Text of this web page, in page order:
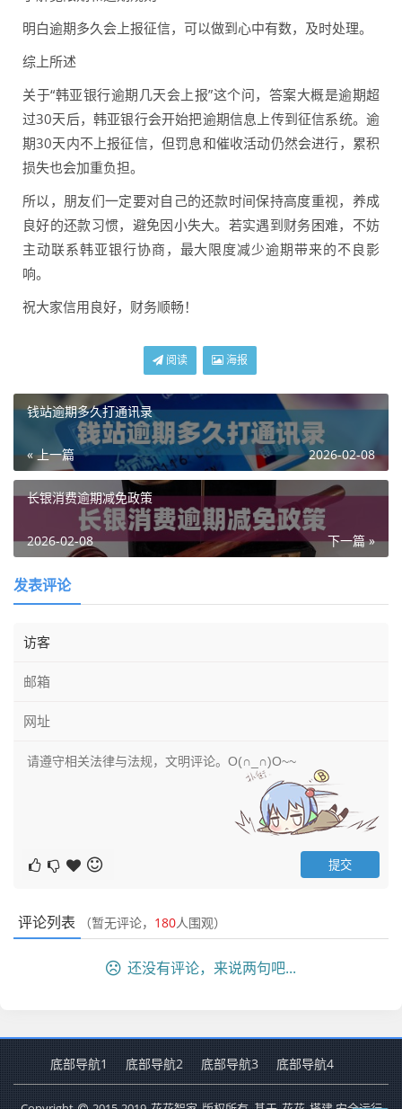
明白逾期多久会上报征信，可以做到心中有数，及时处理。
综上所述
关于“韩亚银行逾期几天会上报”这个问，答案大概是逾期超
过30天后，韩亚银行会开始把逾期信息上传到征信系统。逾
期30天内不上报征信，但罚息和催收活动仍然会进行，累积
损失也会加重负担。
所以，朋友们一定要对自己的还款时间保持高度重视，养成
良好的还款习惯，避免因小失大。若实遇到财务困难，不妨
主动联系韩亚银行协商，最大限度减少逾期带来的不良影
响。
祝大家信用良好，财务顺畅！
阅读 海报
钱站逾期多久打通讯录
« 上一篇 2026-02-08
长银消费逾期减免政策
下一篇 »
2026-02-08
发表评论
评论列表 （暂无评论， 180人围观）
还没有评论，来说两句吧...
底部导航1 底部导航2 底部导航3 底部导航4